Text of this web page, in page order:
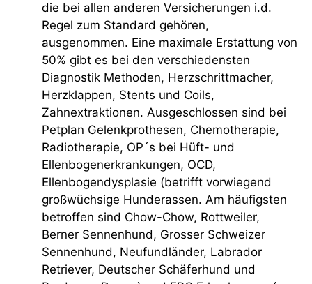
die bei allen anderen Versicherungen i.d.
Regel zum Standard gehören,
ausgenommen. Eine maximale Erstattung von
50% gibt es bei den verschiedensten
Diagnostik Methoden, Herzschrittmacher,
Herzklappen, Stents und Coils,
Zahnextraktionen. Ausgeschlossen sind bei
Petplan Gelenkprothesen, Chemotherapie,
Radiotherapie, OP´s bei Hüft- und
Ellenbogenerkrankungen, OCD,
Ellenbogendysplasie (betrifft vorwiegend
großwüchsige Hunderassen. Am häufigsten
betroffen sind Chow-Chow, Rottweiler,
Berner Sennenhund, Grosser Schweizer
Sennenhund, Neufundländer, Labrador
Retriever, Deutscher Schäferhund und